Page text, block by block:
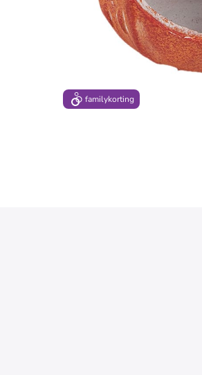
familykorting